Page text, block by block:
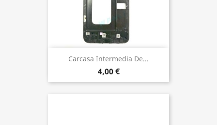
Carcasa Intermedia De...
4,00 €